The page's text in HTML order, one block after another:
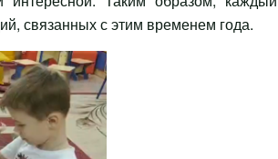
связанных с этим временем года.